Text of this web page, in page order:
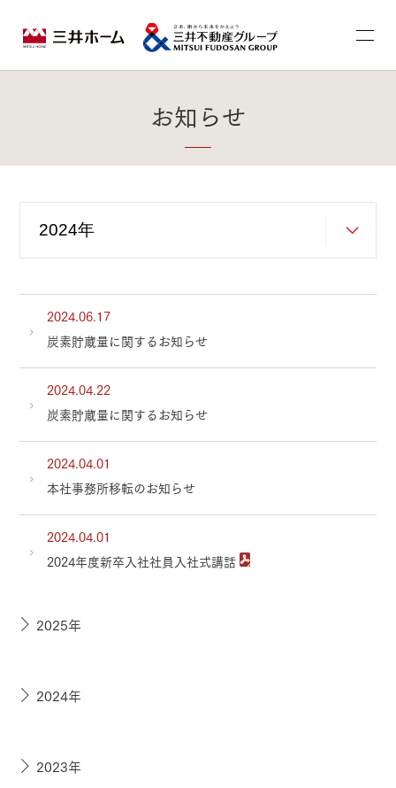
お知らせ
2024.06.17
炭素貯蔵量に関するお知らせ
2024.04.22
炭素貯蔵量に関するお知らせ
2024.04.01
本社事務所移転のお知らせ
2024.04.01
2024年度新卒入社社員入社式講話
2025年
2024年
2023年